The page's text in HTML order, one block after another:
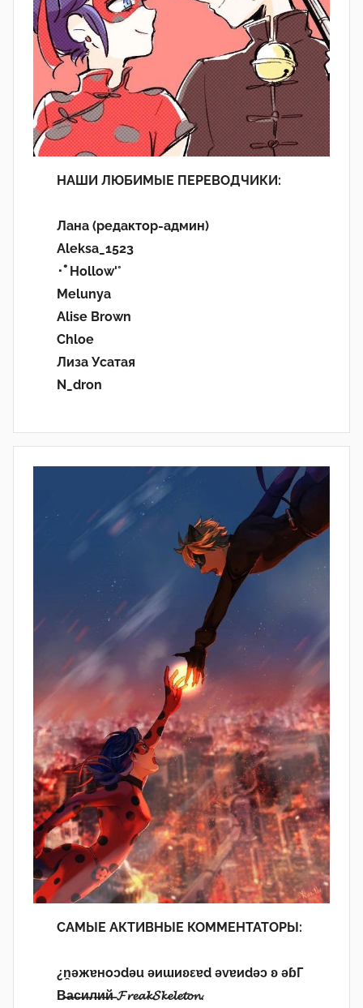
НАШИ ЛЮБИМЫЕ ПЕРЕВОДЧИКИ:
Лана (редактор-админ)
Aleksa_1523
･ﾟHollow'°
Melunya
Alise Brown
Chloe
Лиза Усатая
N_dron
САМЫЕ АКТИВНЫЕ КОММЕНТАТОРЫ:
¿n̯ǝжɐноɔdǝu ǝиɯиʚεɐd ǝvɐиdǝɔ ʚ ǝɓГ
В̶а̶с̶и̶л̶и̶й̶ 𝓕𝓻𝓮𝓪𝓴𝓢𝓴𝓮𝓵𝓮𝓽𝓸𝓷.